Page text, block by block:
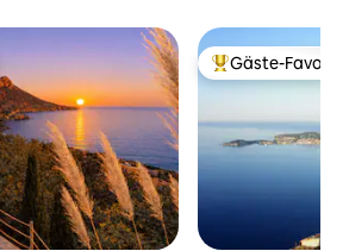
Beliebter Gäste-
Gäste-Favorit